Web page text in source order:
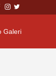
Galeri